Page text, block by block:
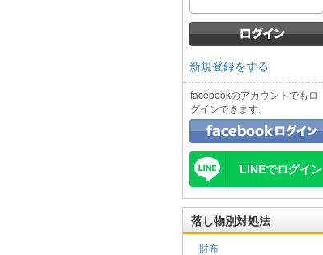
新規登録をする
facebookのアカウントでもロ
グインできます。
LINEでログイン
落し物別対処法
財布